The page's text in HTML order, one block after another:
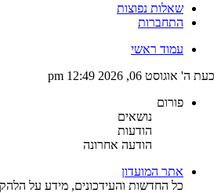
שאלות נפוצות
התחברות
עמוד ראשי
כעת ה' אוגוסט 06, 2026 12:49 pm
פורום
נושאים
הודעות
הודעה אחרונה
אתר המועדון
כל החדשות והעידכונים, מידע על